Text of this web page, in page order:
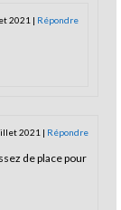
2021 | Répondre
2021 | Répondre
de place pour